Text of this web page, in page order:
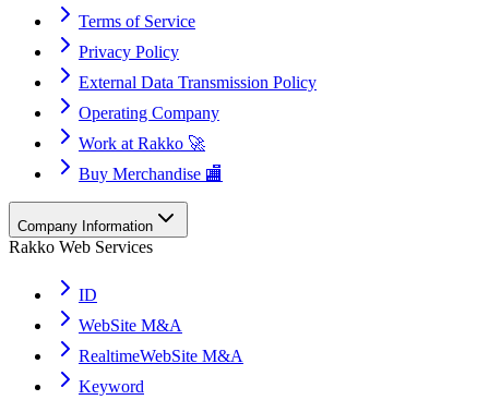
Terms of Service
Privacy Policy
External Data Transmission Policy
Operating Company
Work at Rakko 🚀
Buy Merchandise 🏬
Company Information
Rakko Web Services
ID
WebSite M&A
RealtimeWebSite M&A
Keyword